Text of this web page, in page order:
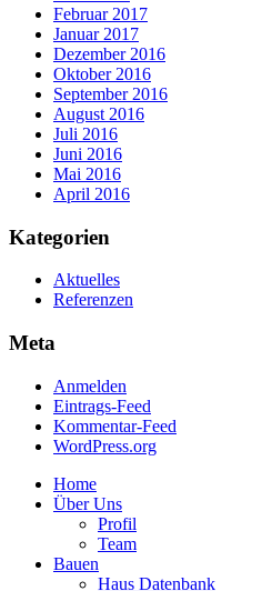
Februar 2017
Januar 2017
Dezember 2016
Oktober 2016
September 2016
August 2016
Juli 2016
Juni 2016
Mai 2016
April 2016
Kategorien
Aktuelles
Referenzen
Meta
Anmelden
Eintrags-Feed
Kommentar-Feed
WordPress.org
Home
Über Uns
Profil
Team
Bauen
Haus Datenbank